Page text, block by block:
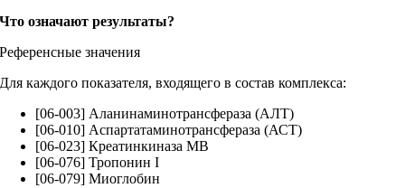
Что означают результаты?
Референсные значения
Для каждого показателя, входящего в состав комплекса:
[06-003] Аланинаминотрансфераза (АЛТ)
[06-010] Аспартатаминотрансфераза (АСТ)
[06-023] Креатинкиназа MB
[06-076] Тропонин I
[06-079] Миоглобин